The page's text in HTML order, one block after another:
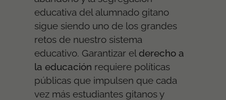
educativa del alumnado gitano
sigue siendo uno de los grandes
retos de nuestro sistema
educativo. Garantizar el derecho a
la educación requiere políticas
públicas que impulsen que cada
vez más estudiantes gitanos y